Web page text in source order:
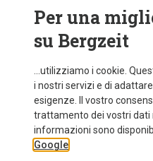
Risparmi 13%
Per una
su Bergzeit
...utilizziamo i cookie.
i nostri servizi e di
esigenze. Il vostro
trattamento dei vostri dati
informazioni sono
Google